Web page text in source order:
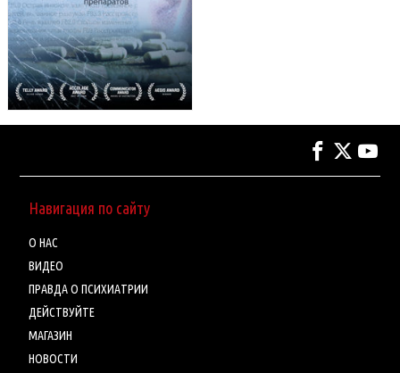
Навигация по сайту
О НАС
ВИДЕО
ПРАВДА О ПСИХИАТРИИ
ДЕЙСТВУЙТЕ
МАГАЗИН
НОВОСТИ